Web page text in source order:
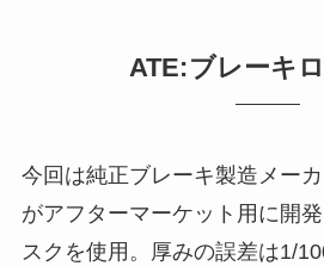
ATE:ブレーキ
今回は純正ブレーキ製造メー
がアフターマーケット用に開
スクを使用。厚みの誤差は1/